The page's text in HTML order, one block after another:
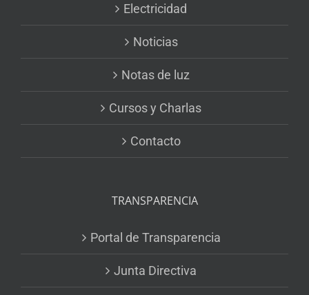
Electricidad
Noticias
Notas de luz
Cursos y Charlas
Contacto
TRANSPARENCIA
Portal de Transparencia
Junta Directiva